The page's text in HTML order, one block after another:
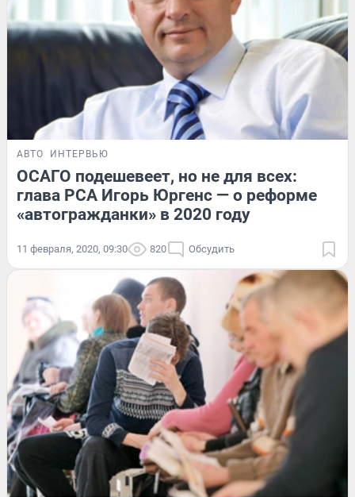
АВТО ИНТЕРВЬЮ
ОСАГО подешевеет, но не для всех:
глава РСА Игорь Юргенс — о реформе
«автогражданки» в 2020 году
11 февраля, 2020, 09:30 820 Обсудить